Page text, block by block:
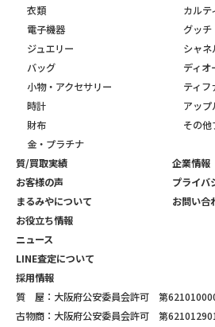
衣類
電子機器
ジュエリー
バッグ
小物・アクセサリー
時計
財布
金・プラチナ
カルテ
グッチ
シャネ
ディオ
ティフ
アップ
その他
質/買取実績
お客様の声
まるみやについて
お役立ち情報
ニュース
LINE査定について
採用情報
企業情報
プライバ
お問い合
質 屋：大阪府公安委員会許可 第
古物商：大阪府公安委員会許可 第